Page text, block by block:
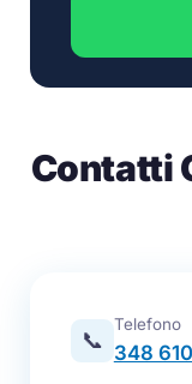
Contatti
📞
Telefono
348